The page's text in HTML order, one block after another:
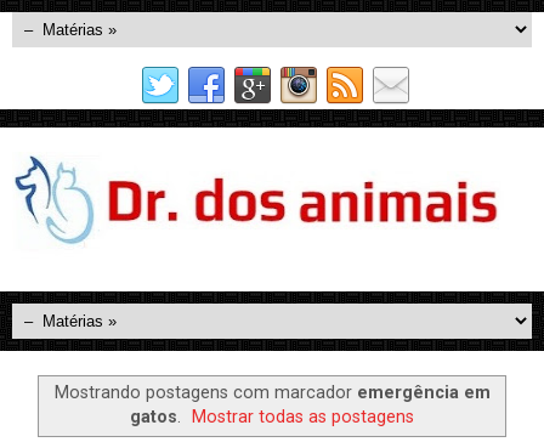
Mostrando postagens com marcador emergência em
gatos. Mostrar todas as postagens